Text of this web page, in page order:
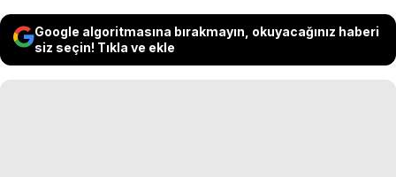
Google algoritmasına bırakmayın, okuyacağınız haberi
siz seçin! Tıkla ve ekle